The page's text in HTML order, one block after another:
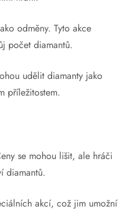
odměny. Tyto akce
počet diamantů.
udělit diamanty jako
příležitostem.
se mohou lišit, ale hráči
diamantů.
akcí, což jim umožní